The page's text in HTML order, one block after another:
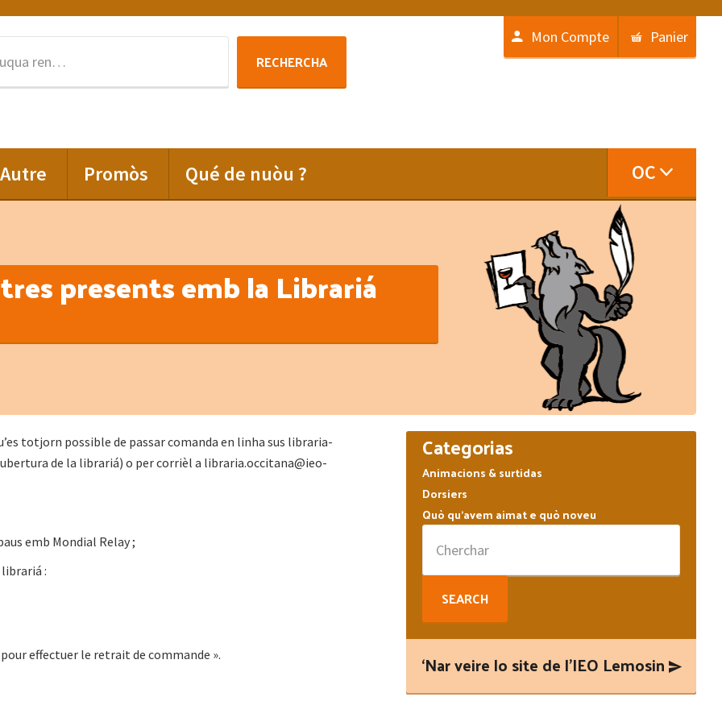
:
RECHERCHA
Mon Compte Panier
Autre Promòs Qué de nuòu ? OC
presents emb la Librariá
totjorn possible de passar comanda en linha sus libraria-
de la librariá) o per corrièl a libraria.occitana@ieo-
emb Mondial Relay ;
:
effectuer le retrait de commande ».
Primary
Sidebar
Categorias
Animacions & surtidas
Dorsiers
Quò qu’avem aimat e quò noveu
for:
‘Nar veire lo site de l’IEO Lemosin